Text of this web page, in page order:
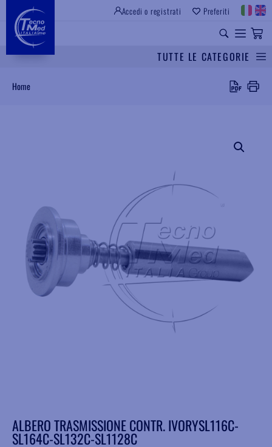
Accedi o registrati Preferiti
TUTTE LE CATEGORIE
Home
ALBERO TRASMISSIONE CONTR. IVORYSL116C-
SL164C-SL132C-SL1128C